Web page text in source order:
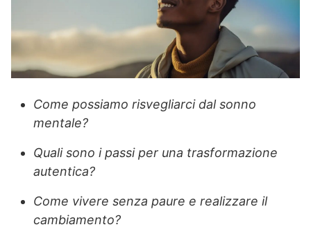
Come possiamo risvegliarci dal sonno
mentale?
Quali sono i passi per una trasformazione
autentica?
Come vivere senza paure e realizzare il
cambiamento?